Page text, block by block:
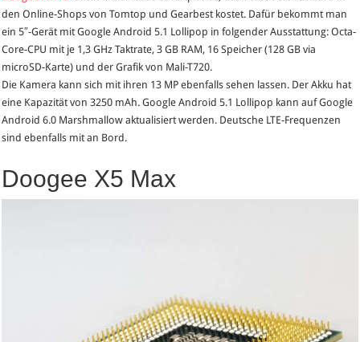
den Online-Shops von Tomtop und Gearbest kostet. Dafür bekommt man
ein 5″-Gerät mit Google Android 5.1 Lollipop in folgender Ausstattung: Octa-
Core-CPU mit je 1,3 GHz Taktrate, 3 GB RAM, 16 Speicher (128 GB via
microSD-Karte) und der Grafik von Mali-T720.
Die Kamera kann sich mit ihren 13 MP ebenfalls sehen lassen. Der Akku hat
eine Kapazität von 3250 mAh. Google Android 5.1 Lollipop kann auf Google
Android 6.0 Marshmallow aktualisiert werden. Deutsche LTE-Frequenzen
sind ebenfalls mit an Bord.
Doogee X5 Max